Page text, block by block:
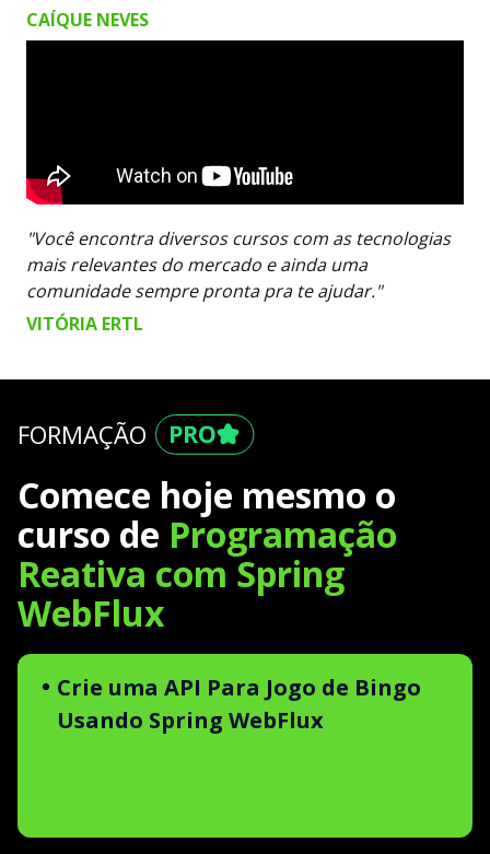
CAÍQUE NEVES
"Você encontra diversos cursos com as tecnologias
mais relevantes do mercado e ainda uma
comunidade sempre pronta pra te ajudar."
VITÓRIA ERTL
FORMAÇÃO
Comece hoje mesmo o
curso de Programação
Reativa com Spring
WebFlux
Crie uma API Para Jogo de Bingo
Usando Spring WebFlux